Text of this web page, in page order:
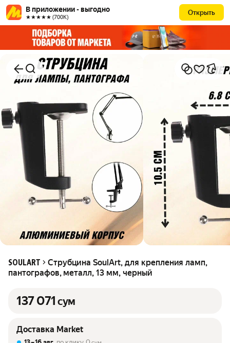
В приложении - выгодно
★★★★★ (700К)
Открыть
SOULART
Струбцина SoulArt, для крепления ламп,
пантографов, металл, 13 мм, черный
137 071 сум
Доставка Market